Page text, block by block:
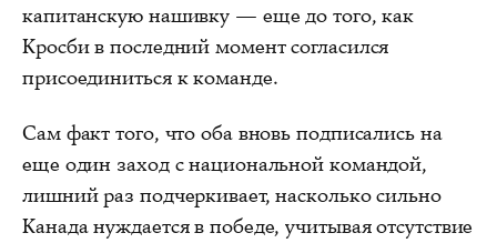
капитанскую нашивку — еще до того, как
Кросби в последний момент согласился
присоединиться к команде.
Сам факт того, что оба вновь подписались на
еще один заход с национальной командой,
лишний раз подчеркивает, насколько сильно
Канада нуждается в победе, учитывая отсутствие